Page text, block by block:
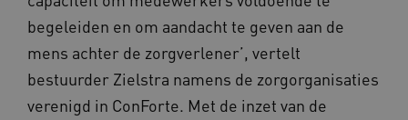
begeleiden en om aandacht te geven aan de
mens achter de zorgverlener’, vertelt
bestuurder Zielstra namens de zorgorganisaties
verenigd in ConForte. Met de inzet van de